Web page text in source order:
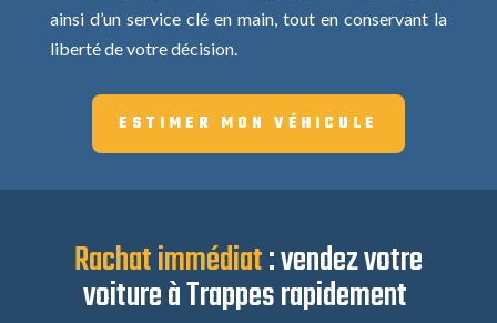
ainsi d’un service clé en main, tout en conservant la
liberté de votre décision.
ESTIMER MON VÉHICULE
Rachat immédiat: vendez votre
voiture à Trappes rapidement